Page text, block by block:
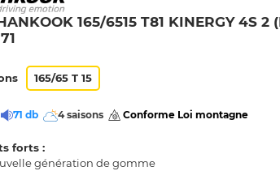
165/6515 T81 KINERGY 4S 2
165/65 T 15
71 db 4 saisons Conforme Loi montagne
forts :
génération de gomme